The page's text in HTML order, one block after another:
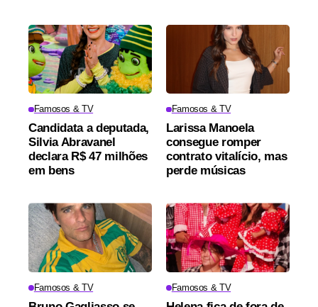
Famosos & TV
Candidata a deputada,
Silvia Abravanel
declara R$ 47 milhões
em bens
Famosos & TV
Larissa Manoela
consegue romper
contrato vitalício, mas
perde músicas
Famosos & TV Famosos & TV